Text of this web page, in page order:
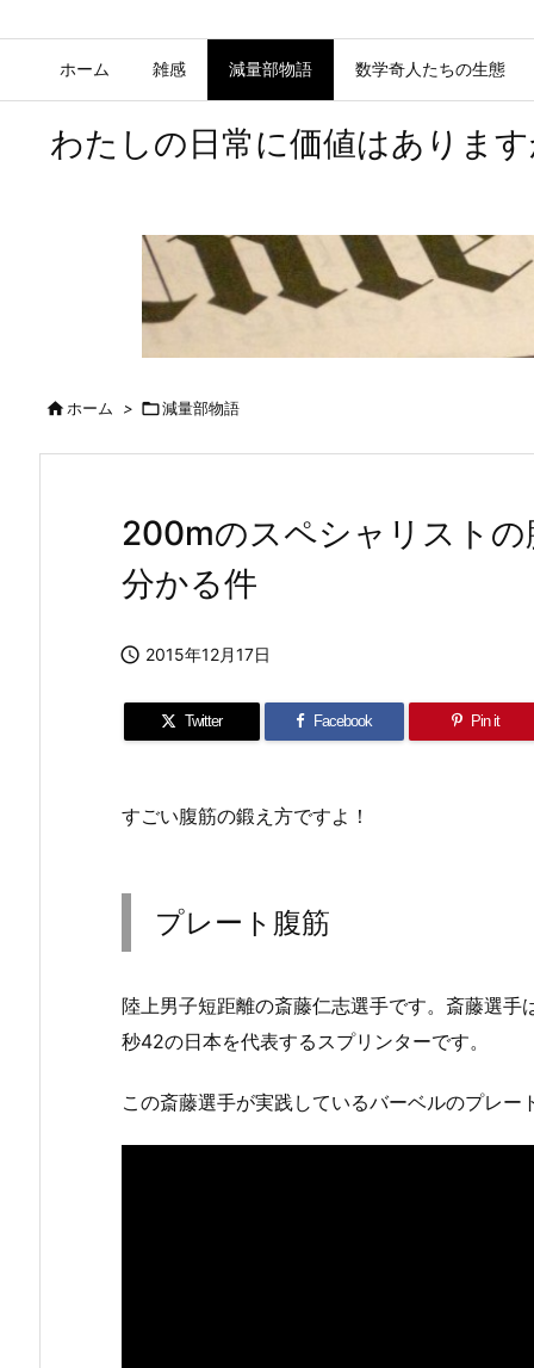
ホーム 雑感 減量部物語 数学奇人たちの生態
わたしの日常に価値はありま
ホーム > 減量部物語
200mのスペシャリスト
分かる件
 2015年12月17日
Twitter Facebook Pin it
すごい腹筋の鍛え方ですよ！
プレート腹筋
陸上男子短距離の斎藤仁志選手です。斎藤選
秒42の日本を代表するスプリンターです。
この斎藤選手が実践しているバーベルのプレ